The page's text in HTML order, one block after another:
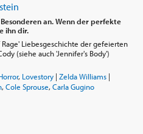
an. Wenn der perfekte
ihn dir.
Liebesgeschichte der gefeierten
(siehe auch 'Jennifer's Body')
, Lovestory| Zelda Williams|
, Cole Sprouse, Carla Gugino